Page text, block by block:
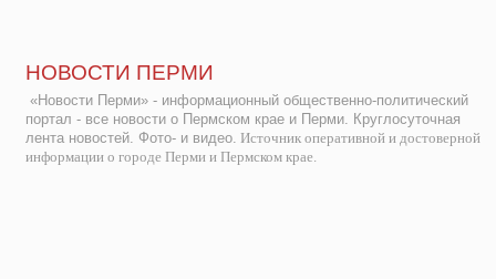
НОВОСТИ ПЕРМИ
«Новости Перми» - информационный общественно-политический
портал - все новости о Пермском крае и Перми. Круглосуточная
лента новостей. Фото- и видео. Источник оперативной и достоверной
информации о городе Перми и Пермском крае.